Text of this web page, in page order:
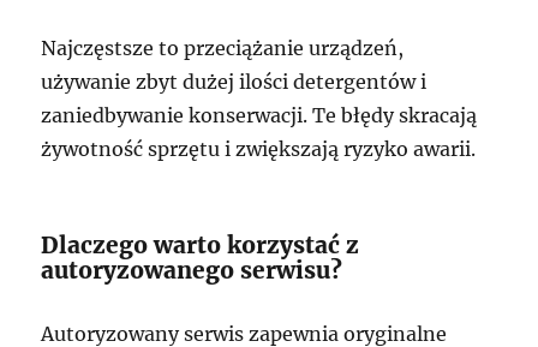
Najczęstsze to przeciążanie urządzeń,
używanie zbyt dużej ilości detergentów i
zaniedbywanie konserwacji. Te błędy skracają
żywotność sprzętu i zwiększają ryzyko awarii.
Dlaczego warto korzystać z
autoryzowanego serwisu?
Autoryzowany serwis zapewnia oryginalne